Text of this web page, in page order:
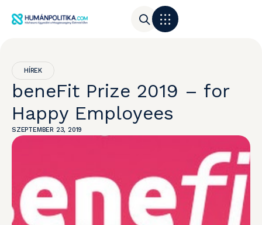
HÍREK
beneFit Prize 2019 – for
Happy Employees
SZEPTEMBER 23, 2019